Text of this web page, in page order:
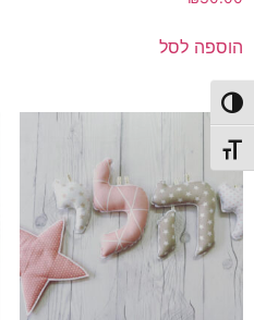
הפעל/כבה ניגודיות גבוהה
מתג גודל גופן
הוספה לסל